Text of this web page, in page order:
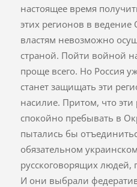
настоящее время
этих регионов в
властям невозможно
страной. Пойти войной
проще всего. Но Россия
станет защищать эти
насилие. Притом, что
спокойно пребывать в
пытались бы
обязательном
русскоговорящих людей,
И они выбрали